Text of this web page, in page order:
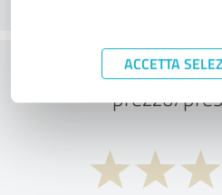
ACCETTA
Cosa ne
prezzo/